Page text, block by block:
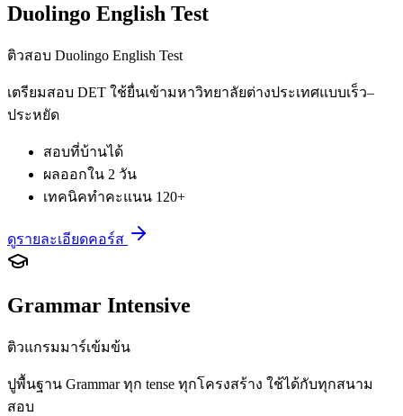
Duolingo English Test
ติวสอบ Duolingo English Test
เตรียมสอบ DET ใช้ยื่นเข้ามหาวิทยาลัยต่างประเทศแบบเร็ว–
ประหยัด
สอบที่บ้านได้
ผลออกใน 2 วัน
เทคนิคทำคะแนน 120+
ดูรายละเอียดคอร์ส
Grammar Intensive
ติวแกรมมาร์เข้มข้น
ปูพื้นฐาน Grammar ทุก tense ทุกโครงสร้าง ใช้ได้กับทุกสนาม
สอบ